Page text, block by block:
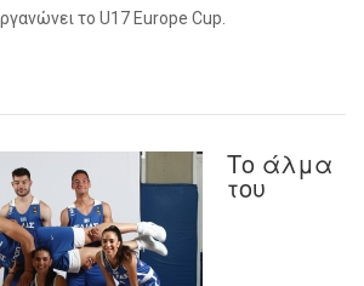
το U17 Europe Cup.
Tο άλμα
του